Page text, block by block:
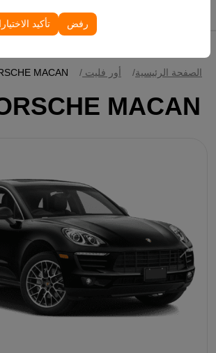
تجربتك على المنصة من خلال حفظ إعدادات
وتفضيلات اللغة، والإعدادات الأخرى.
رفض تأكيد
الصفحة الرئيسية أور فليت MACAN
MACAN